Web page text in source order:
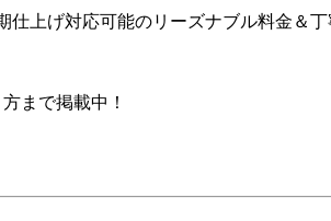
上げ対応可能のリーズナブル料金＆
方まで掲載中！